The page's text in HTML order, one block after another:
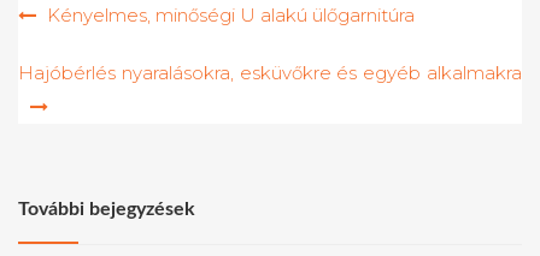
Bejegyzés
Kényelmes, minőségi U alakú ülőgarnitúra
Hajóbérlés nyaralásokra, esküvőkre és egyéb alkalmakra
További bejegyzések